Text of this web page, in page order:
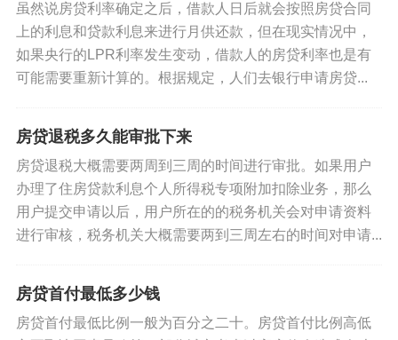
虽然说房贷利率确定之后，借款人日后就会按照房贷合同
上的利息和贷款利息来进行月供还款，但在现实情况中，
如果央行的LPR利率发生变动，借款人的房贷利率也是有
可能需要重新计算的。根据规定，人们去银行申请房贷...
房贷退税多久能审批下来
房贷退税大概需要两周到三周的时间进行审批。如果用户
办理了住房贷款利息个人所得税专项附加扣除业务，那么
用户提交申请以后，用户所在的的税务机关会对申请资料
进行审核，税务机关大概需要两到三周左右的时间对申请...
房贷首付最低多少钱
房贷首付最低比例一般为百分之二十。房贷首付比例高低